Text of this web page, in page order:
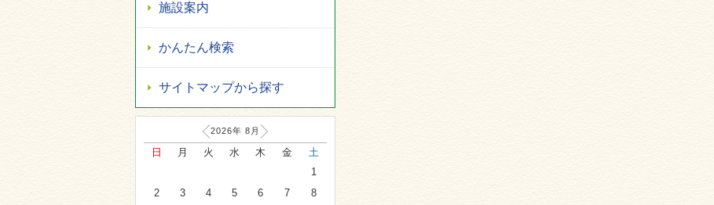
施設案内
かんたん検索
サイトマップから探す
2026年 8 月
日 月 火 水 木 金
土
1
2
3 4 5 6 7 8